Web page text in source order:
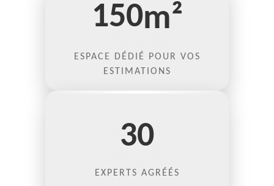
150m²
ESPACE DÉDIÉ POUR VOS
ESTIMATIONS
30
EXPERTS AGRÉÉS